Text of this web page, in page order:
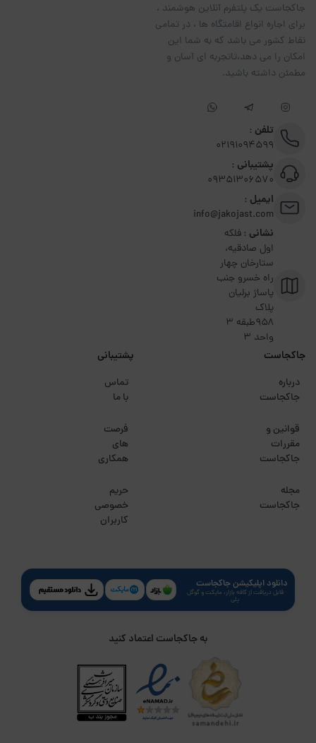
جاکجاست یک پلتفرم آنلاین هوشمند ،
برای اجاره انواع اقامتگاه ها ، در تمامی
نقاط کشور می باشد که به شما این
امکان را می دهد،تاتجربه ای آسان و
مطمئن داشته باشید.
تلفن :
02191094599
پشتیبانی :
09351306570
ایمیل :
info@jakojast.com
نشانی :فلکه
اول صادقیه،
ستارخان چهار
راه خسرو جنب
پاساژ برلیان
پلاک
۹۵۸طبقه 3
واحد 3
جاکجاست
درباره
جاکجاست
قوانین و
مقررات
جاکجاست
مجله
جاکجاست
پشتیبانی
تماس
با ما
فرصت
های
همکاری
حریم
خصوصی
کاربران
دانلود اپلیکیشن جاکجاست
قابل دریافت از کافه بازار، مایکت و گوگل
پلی
به جاکجاست اعتماد کنید